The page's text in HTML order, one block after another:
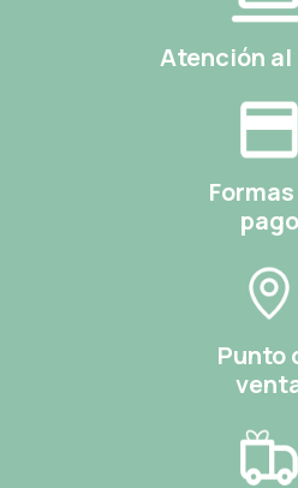
Atención
pago
Punto